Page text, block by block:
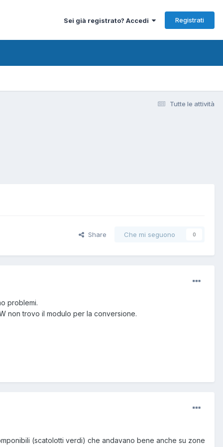
Sei già registrato? Accedi Registrati
Tutte le attività
Share Che mi seguono 0
problemi.
non trovo il modulo per la conversione.
(scatolotti verdi) che andavano bene anche su zone